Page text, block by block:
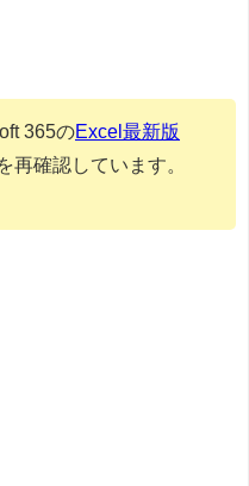
365のExcel最新版
再確認しています。